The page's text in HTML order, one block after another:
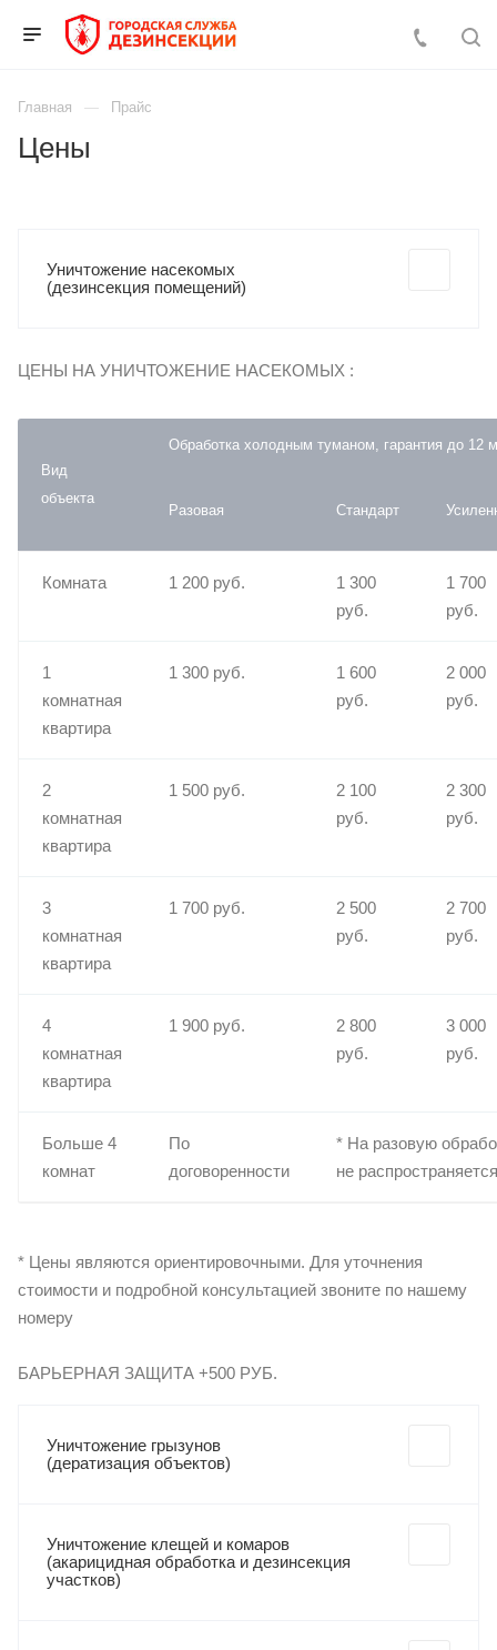
Главная Прайс
Цены
Уничтожение насекомых
(дезинсекция помещений)
ЦЕНЫ НА УНИЧТОЖЕНИЕ НАСЕКОМЫХ :
Вид
объекта
Обработка холодным туманом, гарантия до 12
Разовая Стандарт
Комната 1 200 руб.
1 300
руб.
1 700
руб.
1
комнатная
квартира
1 300 руб.
1 600
руб.
2 000
руб.
2
комнатная
квартира
1 500 руб.
2 100
руб.
2 300
руб.
3
комнатная
квартира
1 700 руб.
2 500
руб.
2 700
руб.
4
комнатная
квартира
1 900 руб.
2 800
руб.
3 000
руб.
Больше 4
комнат
По
договоренности
* На разовую
не распространяется
* Цены являются ориентировочными. Для уточнения
стоимости и подробной консультацией звоните по нашему
номеру
БАРЬЕРНАЯ ЗАЩИТА +500 РУБ.
Уничтожение грызунов
(дератизация объектов)
Уничтожение клещей и комаров
(акарицидная обработка и дезинсекция
участков)